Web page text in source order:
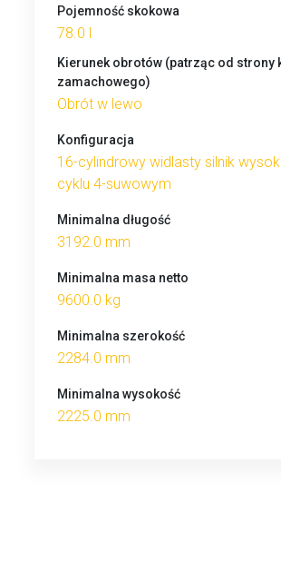
Pojemność skokowa
78.0 l
Kierunek obrotów (patrząc od strony
zamachowego)
Obrót w lewo
Konfiguracja
16-cylindrowy widlasty silnik
cyklu 4-suwowym
Minimalna długość
3192.0 mm
Minimalna masa netto
9600.0 kg
Minimalna szerokość
2284.0 mm
Minimalna wysokość
2225.0 mm